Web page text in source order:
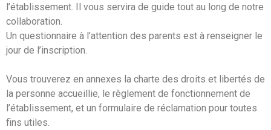
l’établissement. Il vous servira de guide tout au long de notre
collaboration.
Un questionnaire à l’attention des parents est à renseigner le
jour de l’inscription.
Vous trouverez en annexes la charte des droits et libertés de
la personne accueillie, le règlement de fonctionnement de
l’établissement, et un formulaire de réclamation pour toutes
fins utiles.